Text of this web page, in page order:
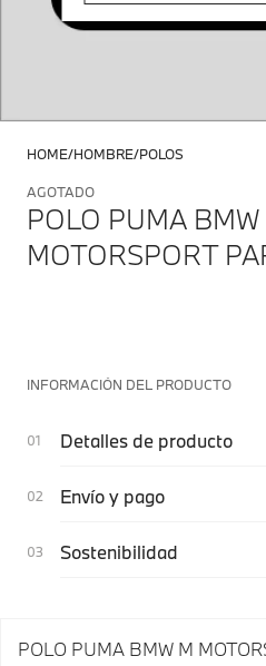
HOME HOMBRE POLOS
AGOTADO
POLO PUMA BMW
MOTORSPORT
INFORMACIÓN DEL PRODUCTO
Detalles de producto
Envío y pago
Sostenibilidad
POLO PUMA BMW M